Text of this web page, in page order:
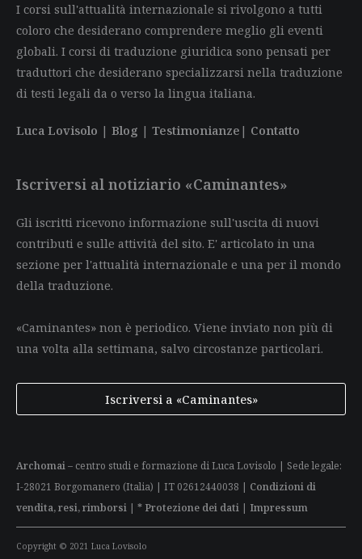
I corsi sull'attualità internazionale si rivolgono a tutti
coloro che desiderano comprendere meglio gli eventi
globali. I corsi di traduzione giuridica sono pensati per
traduttori che desiderano specializzarsi nella traduzione
di testi legali da o verso la lingua italiana.
Luca Lovisolo | Blog | Testimonianze | Contatto
Iscriversi al notiziario «Caminantes»
Gli iscritti ricevono informazione sull'uscita di nuovi
contributi e sulle attività del sito. E' articolato in una
sezione per l'attualità internazionale e una per il mondo
della traduzione.
«Caminantes» non è periodico. Viene inviato non più di
una volta alla settimana, salvo circostanze particolari.
Iscriversi a «Caminantes»
Archomai– centro studi e formazione di Luca Lovisolo | Sede legale:
I-28021 Borgomanero (Italia) | IT 02612440038 | Condizioni di
vendita, resi, rimborsi | * Protezione dei dati | Impressum
Copyright © 2021 Luca Lovisolo